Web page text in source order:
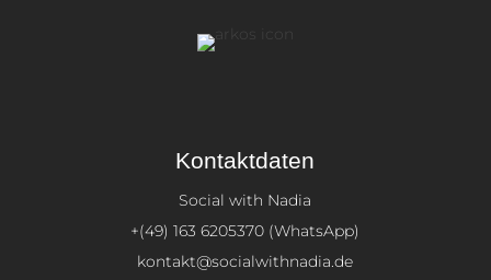
Kontaktdaten
Social with Nadia
+(49) 163 6205370 (WhatsApp)
kontakt@socialwithnadia.de